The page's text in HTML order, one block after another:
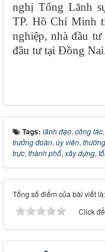
nghị Tổng Lãnh
TP. Hồ Chí Minh
nghiệp, nhà đầu
đầu tư tại Đồng
Tags: lãnh đạo, công tác,
trưởng đoàn, ủy viên,
trực, thành phố, xây dựng,
Tổng số điểm của bài viết
Click